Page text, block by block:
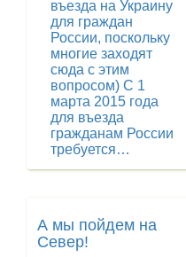
въезда на Украину
для граждан
России, поскольку
многие заходят
сюда с этим
вопросом) С 1
марта 2015 года
для въезда
гражданам России
требуется…
А мы пойдем на
Север!